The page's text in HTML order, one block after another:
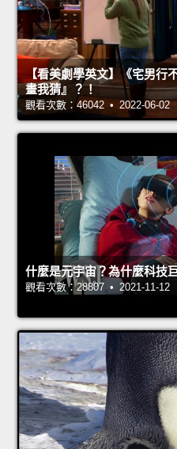
【看美劇學英文】《宅男行
畫我猜』？！
觀看次數：46042 • 2022-06-02
什麼是元宇宙？為什麼科技
觀看次數：28807 • 2021-11-12